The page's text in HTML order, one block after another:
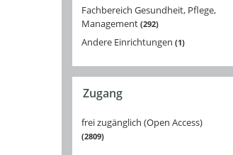
Fachbereich Gesundheit, Pflege,
Management 292
Andere Einrichtungen 1
Zugang
frei zugänglich (Open Access)
2809